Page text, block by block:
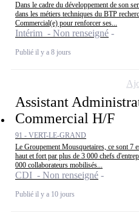
Dans le cadre du développement de son
dans les métiers techniques du BTP
Commercial(e) pour renforcer ses...
Intérim - Non renseigné
Publié il y a 8 jours
Assistant
Commercial H/F
91 - VERT-LE-GRAND
Le Groupement Mousquetaires, ce sont 7
haut et fort par plus de 3 000 chefs
000 collaborateurs mobilisés...
CDI - Non renseigné
Publié il y a 10 jours